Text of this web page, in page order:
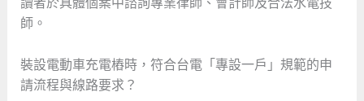
師。
裝設電動車充電樁時，符合台電「專設一戶」規範的申
請流程與線路要求？